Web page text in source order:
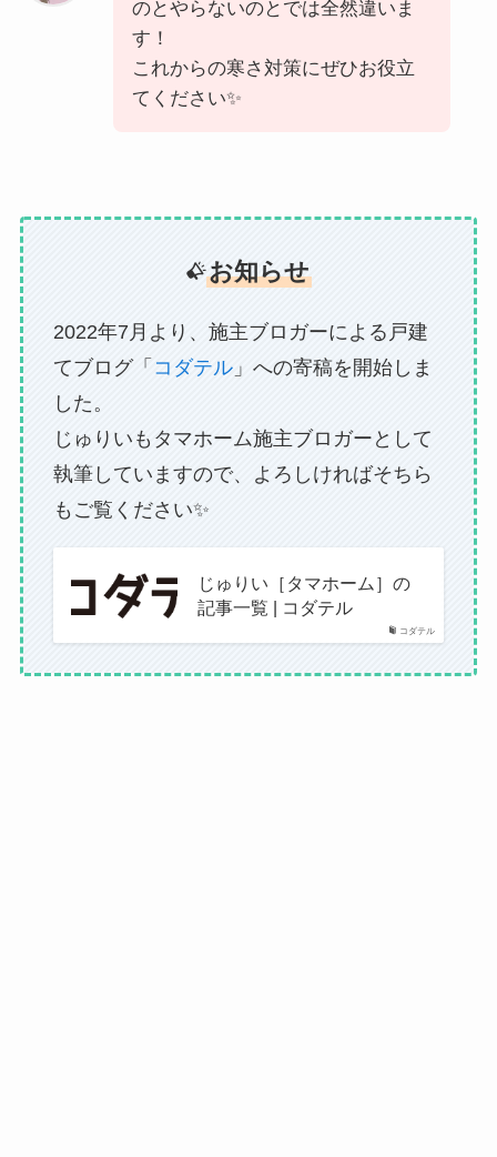
のとやらないのとでは全然違いま
す！
これからの寒さ対策にぜひお役立
てください✨
お知らせ
2022年7月より、施主ブロガーによる戸建
てブログ「 コダテル」への寄稿を開始しま
した。
じゅりいもタマホーム施主ブロガーとして
執筆していますので、よろしければそちら
もご覧ください✨
コダテル
じゅりい［タマホーム］の
記事一覧 | コダテル